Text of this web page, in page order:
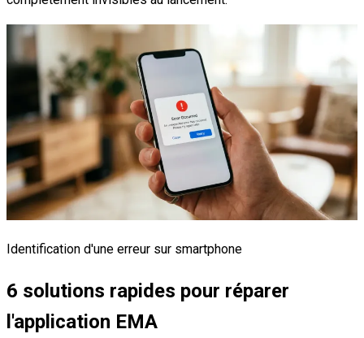
Identification d'une erreur sur smartphone
6 solutions rapides pour réparer
l'application EMA